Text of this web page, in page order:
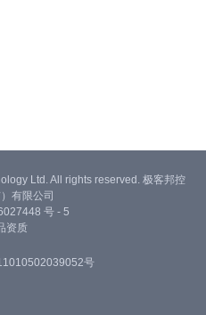
Ltd. All rights reserved. 极客邦控
有限公司
号 - 5
资质
号